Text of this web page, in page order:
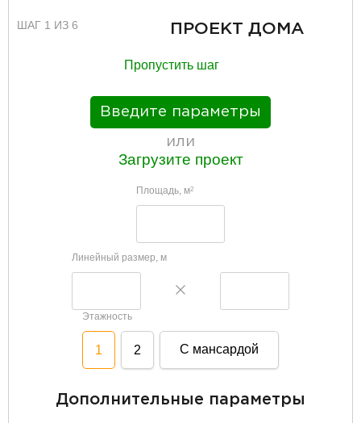
ШАГ 1 ИЗ 6 ПРОЕКТ ДОМА
Пропустить шаг
Введите параметры
или
Загрузите проект
Площадь, м2
Линейный размер, м
Этажность
1 2 С мансардой
Дополнительные параметры